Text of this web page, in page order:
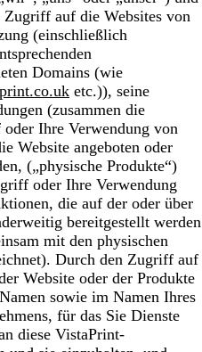
auf die Websites von
(einschließlich
Domains (wie
etc.)), seine
(zusammen die
Ihre Verwendung von
Website angeboten oder
(„physische Produkte“)
oder Ihre Verwendung
die auf der oder über
bereitgestellt werden
mit den physischen
Durch den Zugriff auf
Website oder der Produkte
sowie im Namen Ihres
für das Sie Dienste
diese VistaPrint-